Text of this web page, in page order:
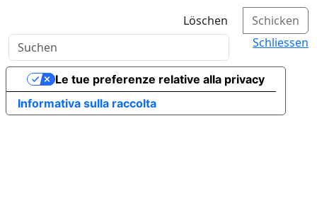
Löschen
Schicken
Schliessen
Informativa sulla raccolta
Le tue preferenze relative alla privacy